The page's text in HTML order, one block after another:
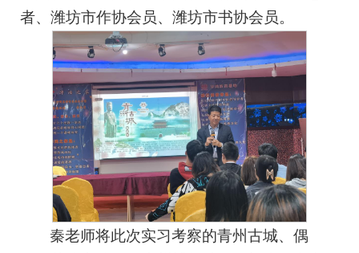
者、潍坊市作协会员、潍坊市书协会员。
秦老师将此次实习考察的青州古城、偶